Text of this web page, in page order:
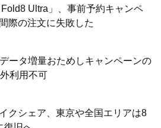
Fold8 Ultra」、事前予約キャンペ
際の注文に失敗した
データ増量おためしキャンペーンの
利用不可
クシェア、東京や全国エリアは8